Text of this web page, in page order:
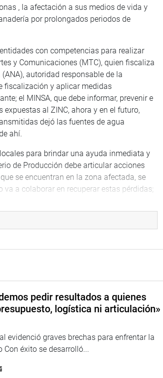
, la afectación a sus medios de vida y
por prolongados periodos de
con competencias para realizar
y Comunicaciones (MTC), quien fiscaliza
autoridad responsable de la
fiscalización y aplicar medidas
el MINSA, que debe informar, prevenir e
al ZINC, ahora y en el futuro,
dejó las fuentes de agua
ahí.
para brindar una ayuda inmediata y
de Producción debe articular acciones
se encuentran en la zona afectada, se
a colaborar en recuperar estas pérdidas;
de granja que consumían el agua del Río o
la calidad del agua que consume las
material, eso es muy preocupante y
una débil y lenta respuesta de acción a
planes de prevención y el otorgamiento de
tenemos que ser más estrictos en los
forma real un mayor impacto en el medio
que cumpla su función de liderar las
mantenga informada con veracidad a la
pedir resultados a quienes
logística ni articulación»
evidenció graves brechas para enfrentar la
éxito se desarrolló...